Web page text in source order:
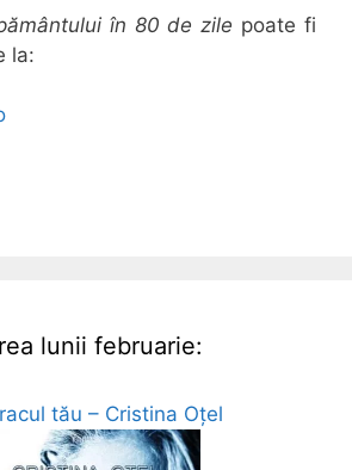
în 80 de zile poate fi
la:
lunii februarie:
tău – Cristina Oțel